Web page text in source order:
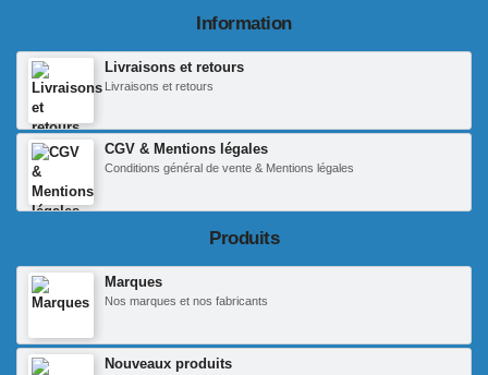
Information
Livraisons et retours
Livraisons et retours
CGV & Mentions légales
Conditions général de vente & Mentions légales
Produits
Marques
Nos marques et nos fabricants
Nouveaux produits